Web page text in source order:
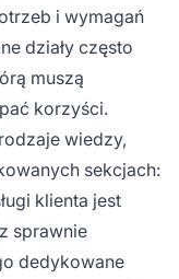
i wymagań
działy często
muszą
korzyści.
wiedzy,
sekcjach:
klienta jest
sprawnie
dedykowane